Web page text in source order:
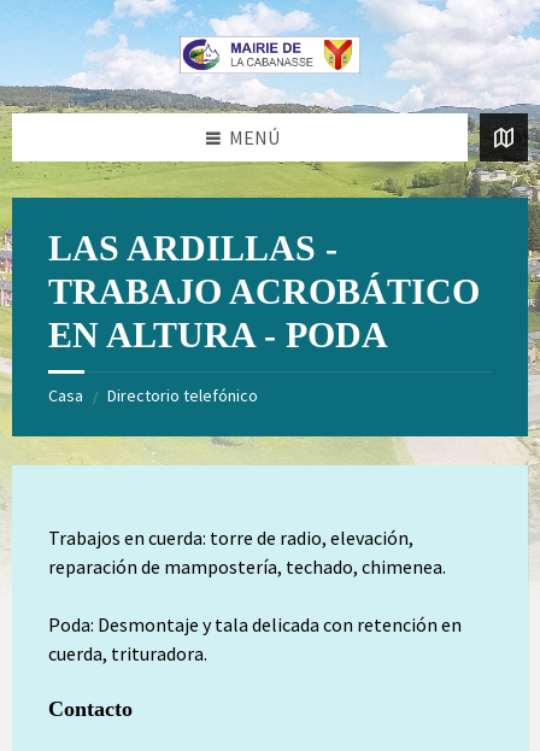
Saltar
Saltar
página
MENÚ
LAS ARDILLAS -
TRABAJO ACROBÁTICO
EN ALTURA - PODA
Casa / Directorio telefónico
Trabajos en cuerda: torre de radio, elevación,
reparación de mampostería, techado, chimenea.
Poda: Desmontaje y tala delicada con retención en
cuerda, trituradora.
Contacto